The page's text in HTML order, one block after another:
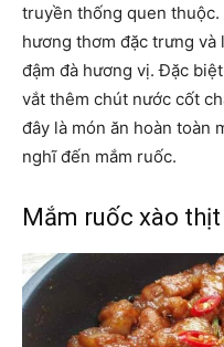
truyền thống quen
hương thơm đặc trưng và
đậm đà hương vị. Đặc
vắt thêm chút nước cốt
đây là món ăn hoàn toàn
nghĩ đến mắm ruốc.
Mắm ruốc xào